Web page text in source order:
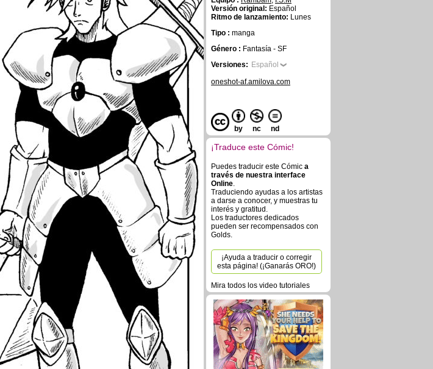
Versión original: Español
Ritmo de lanzamiento: Lunes
Tipo : manga
Género : Fantasía - SF
Versiones: Español
oneshot-af.amilova.com
by nc nd
¡Traduce este Cómic!
Puedes traducir este Cómic a
través de nuestra interface
Online.
Traduciendo ayudas a los artistas
a darse a conocer, y muestras tu
interés y gratitud.
Los traductores dedicados
pueden ser recompensados con
Golds.
¡Ayuda a traducir o corregir
esta página! (¡Ganarás ORO!)
Mira todos los video tutoriales